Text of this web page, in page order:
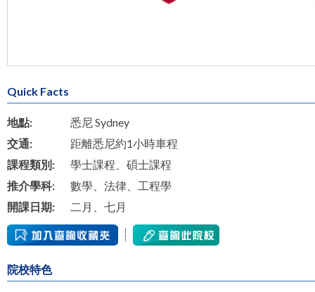
Quick Facts
地點:
悉尼 Sydney
交通:
距離悉尼約1小時車程
課程類別:
學士課程、碩士課程
推介學科:
數學、法律、工程學
開課日期:
二月、七月
院校特色